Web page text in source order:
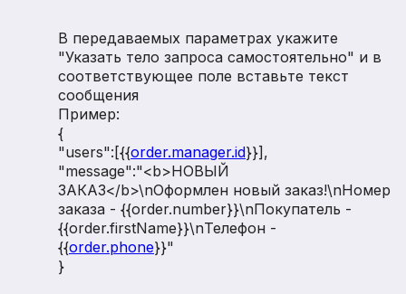
В передаваемых параметрах укажите
"Указать тело запроса самостоятельно" и в
соответствующее поле вставьте текст
сообщения
Пример:
{
"users":[{{order.manager.id}}],
"message":"<b>НОВЫЙ
ЗАКАЗ</b>\nОформлен новый заказ!\nНомер
заказа - {{order.number}}\nПокупатель -
{{order.firstName}}\nТелефон -
{{order.phone}}"
}